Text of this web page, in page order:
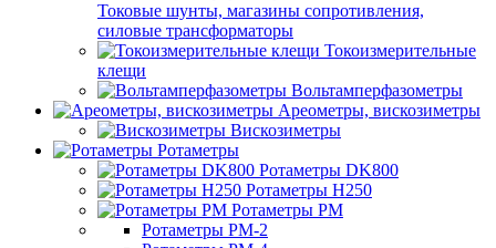
Токовые шунты, магазины сопротивления,
силовые трансформаторы
Токоизмерительные
клещи
Вольтамперфазометры
Ареометры, вискозиметры
Вискозиметры
Ротаметры
Ротаметры DK800
Ротаметры H250
Ротаметры РМ
Ротаметры РМ-2